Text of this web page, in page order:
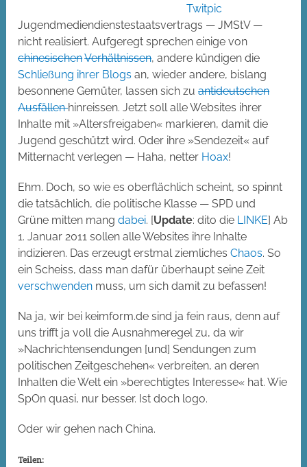
Jugendmediendienstestaatsvertrags — JMStV —
nicht realisiert. Aufgeregt sprechen einige von
chinesischenVerhältnissen, andere kündigen die
Schließung ihrer Blogs an, wieder andere, bislang
besonnene Gemüter, lassen sich zuantideutschen
Ausfällenhinreissen. Jetzt soll alle Websites ihrer
Inhalte mit »Altersfreigaben« markieren, damit die
Jugend geschützt wird. Oder ihre »Sendezeit« auf
Mitternacht verlegen — Haha, netter Hoax!
Ehm. Doch, so wie es oberflächlich scheint, so spinnt
die tatsächlich, die politische Klasse — SPD und
Grüne mitten mangdabei. [Update: dito die LINKE] Ab
1. Januar 2011 sollen alle Websites ihre Inhalte
indizieren. Das erzeugt erstmal ziemlichesChaos. So
ein Scheiss, dass man dafür überhaupt seine Zeit
verschwenden muss, um sich damit zu befassen!
Na ja, wir bei keimform.de sind ja fein raus, denn auf
uns trifft ja voll die Ausnahmeregel zu, da wir
»Nachrichtensendungen [und] Sendungen zum
politischen Zeitgeschehen« verbreiten, an deren
Inhalten die Welt ein »berechtigtes Interesse« hat. Wie
SpOn quasi, nur besser. Ist doch logo.
Oder wir gehen nach China.
Teilen: